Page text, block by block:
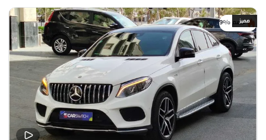
خصم %9مميز